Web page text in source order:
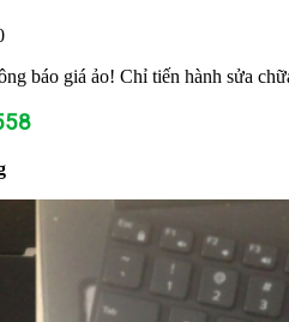
báo giá ảo! Chỉ tiến hành sửa